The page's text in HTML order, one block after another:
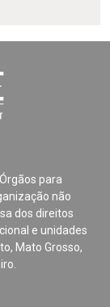
para
não
dos direitos
e unidades
Mato Grosso,